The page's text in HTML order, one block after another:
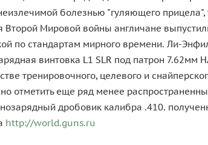
болезнью "гуляющего
Второй Мировой войны англичане
по стандартам мирного времени. Ли-
винтовка L1 SLR под патрон 7.62мм
тренировочного, целевого и
отметить еще ряд менее
дробовик калибра .410.
http://world.guns.ru